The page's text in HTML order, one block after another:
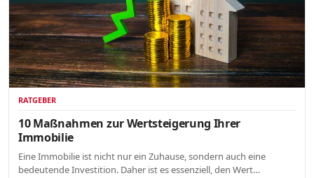
RATGEBER
10 Maßnahmen zur Wertsteigerung Ihrer
Immobilie
Eine Immobilie ist nicht nur ein Zuhause, sondern auch eine
bedeutende Investition. Daher ist es essenziell, den Wert…